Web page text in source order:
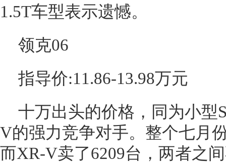
1.5T车型表示遗憾。
领克06
指导价:11.86-13.98万元
十万出头的价格，同为小型
V的强力竞争对手。整个七月
而XR-V卖了6209台，两者之